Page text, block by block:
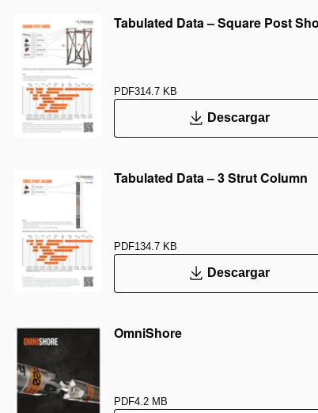
Tabulated Data – Square Post
PDF314.7 KB
Descargar
Tabulated Data – 3 Strut Column
PDF134.7 KB
Descargar
OmniShore
PDF4.2 MB